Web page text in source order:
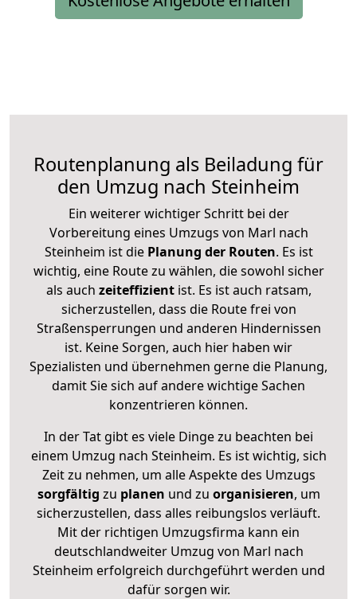
Routenplanung als Beiladung für
den Umzug nach Steinheim
Ein weiterer wichtiger Schritt bei der
Vorbereitung eines Umzugs von Marl nach
Steinheim ist diePlanung der Routen. Es ist
wichtig, eine Route zu wählen, die sowohl sicher
als auch zeiteffizientist. Es ist auch ratsam,
sicherzustellen, dass die Route frei von
Straßensperrungen und anderen Hindernissen
ist. Keine Sorgen, auch hier haben wir
Spezialisten und übernehmen gerne die Planung,
damit Sie sich auf andere wichtige Sachen
konzentrieren können.
In der Tat gibt es viele Dinge zu beachten bei
einem Umzug nach Steinheim. Es ist wichtig, sich
Zeit zu nehmen, um alle Aspekte des Umzugs
sorgfältig zu planen und zu organisieren, um
sicherzustellen, dass alles reibungslos verläuft.
Mit der richtigen Umzugsfirma kann ein
deutschlandweiter Umzug von Marl nach
Steinheim erfolgreich durchgeführt werden und
dafür sorgen wir.